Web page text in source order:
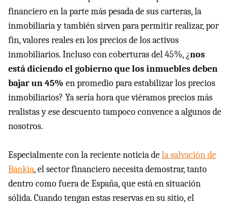
financiero en la parte más pesada de sus carteras, la
inmobiliaria y también sirven para permitir realizar, por
fin, valores reales en los precios de los activos
inmobiliarios. Incluso con coberturas del 45%, ¿nos
está diciendo el gobierno que los inmuebles deben
bajar un 45% en promedio para estabilizar los precios
inmobiliarios? Ya sería hora que viéramos precios más
realistas y ese descuento tampoco convence a algunos de
nosotros.
Especialmente con la reciente noticia dela salvación de
Bankia, el sector financiero necesita demostrar, tanto
dentro como fuera de España, que está en situación
sólida. Cuando tengan estas reservas en su sitio, el